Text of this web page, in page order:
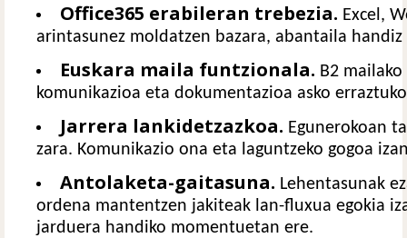
Office365 erabileran trebezia. Excel,
arintasunez moldatzen bazara, abantaila handiz
Euskara maila funtzionala. B2
komunikazioa eta dokumentazioa asko
Jarrera lankidetzazkoa. Egunerokoan
zara. Komunikazio ona eta laguntzeko gogoa
Antolaketa-gaitasuna. Lehentasunak
ordena mantentzen jakiteak lan-fluxua egokia
jarduera handiko momentuetan ere.